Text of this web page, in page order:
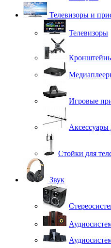
Телевизоры и
Телевизоры
Кронштейны
Игровые
Стойки для
Звук